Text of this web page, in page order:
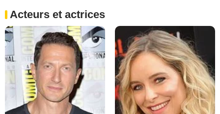
Acteurs et actrices